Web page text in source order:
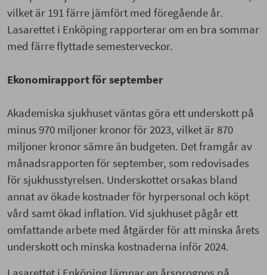
vilket är 191 färre jämfört med föregående år.
Lasarettet i Enköping rapporterar om en bra sommar
med färre flyttade semesterveckor.
Ekonomirapport för september
Akademiska sjukhuset väntas göra ett underskott på
minus 970 miljoner kronor för 2023, vilket är 870
miljoner kronor sämre än budgeten. Det framgår av
månadsrapporten för september, som redovisades
för sjukhusstyrelsen. Underskottet orsakas bland
annat av ökade kostnader för hyrpersonal och köpt
vård samt ökad inflation. Vid sjukhuset pågår ett
omfattande arbete med åtgärder för att minska årets
underskott och minska kostnaderna inför 2024.